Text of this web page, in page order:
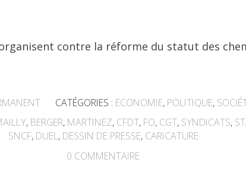
CATÉGORIES : ECONOMIE, POLITIQUE,
, BERGER, MARTINEZ, CFDT, FO, CGT, SYNDICATS,
SNCF, DUEL, DESSIN DE PRESSE, CARICATURE
0 COMMENTAIRE